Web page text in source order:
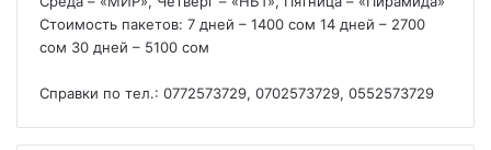
Стоимость пакетов: 7 дней – 1400 сом 14 дней – 2700
сом 30 дней – 5100 сом
Справки по тел.: 0772573729, 0702573729, 0552573729